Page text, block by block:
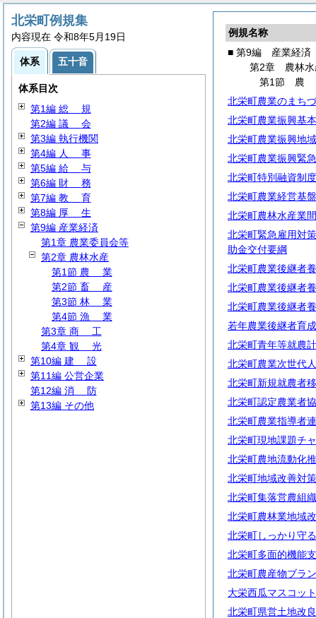
例規名称
■ 第9編 産業経済
第2章 農林水
第1節
北栄町農業のまち
北栄町農業振興基
北栄町農業振興地
北栄町農業振興緊
北栄町特別融資制
北栄町農業経営基
北栄町農林水産業
北栄町緊急雇用対
助金交付要綱
北栄町農業後継者
北栄町農業後継者
北栄町農業後継者
若年農業後継者育
北栄町青年等就農
北栄町農業次世代
北栄町新規就農者
北栄町認定農業者
北栄町農業指導者
北栄町現地課題チ
北栄町農地流動化
北栄町地域改善対
北栄町集落営農組
北栄町農林業地域
北栄町しっかり守
北栄町多面的機能
北栄町農産物ブラ
大栄西瓜マスコッ
北栄町県営土地改
北栄町例規集
内容現在 令和8年5月19日
体系 五十音
体系目次
第1編 総 規
第2編 議 会
第3編 執行機関
第4編 人 事
第5編 給 与
第6編 財 務
第7編 教 育
第8編 厚 生
第9編 産業経済
第1章 農業委員会等
第2章 農林水産
第1節 農 業
第2節 畜 産
第3節 林 業
第4節 漁 業
第3章 商 工
第4章 観 光
第10編 建 設
第11編 公営企業
第12編 消 防
第13編 その他